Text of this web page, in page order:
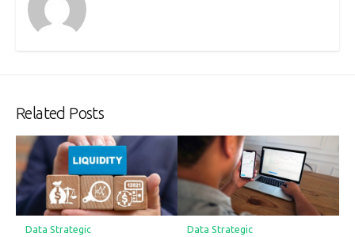
Related Posts
Data Strategic Data Strategic